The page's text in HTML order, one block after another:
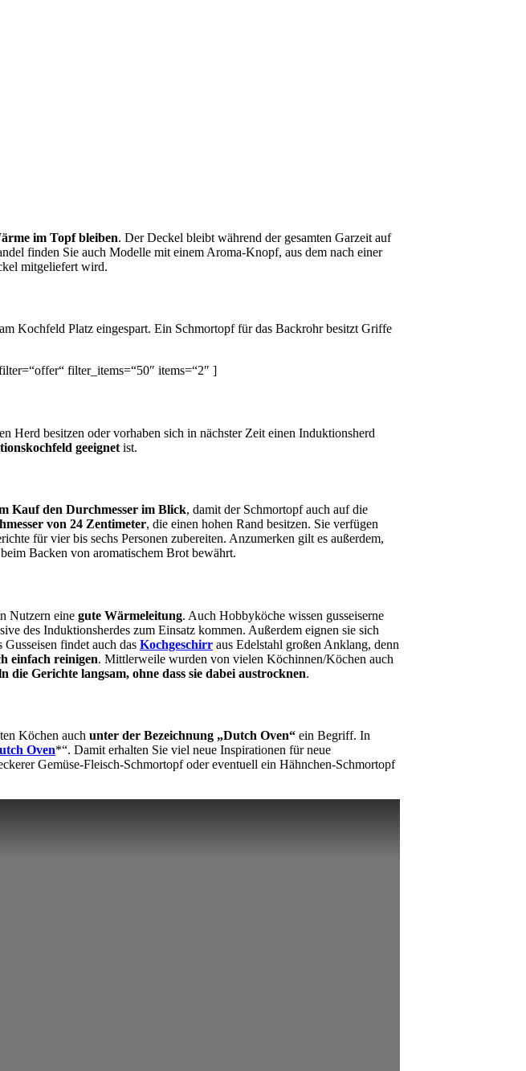
im Topf bleiben. Der Deckel bleibt während der gesamten Garzeit auf
finden Sie auch Modelle mit einem Aroma-Knopf, aus dem nach einer
mitgeliefert wird.
Kochfeld Platz eingespart. Ein Schmortopf für das Backrohr besitzt Griffe
filter_items=“50″ items=“2″ ]
Herd besitzen oder vorhaben sich in nächster Zeit einen Induktionsherd
geeignet ist.
Kauf den Durchmesser im Blick, damit der Schmortopf auch auf die
von 24 Zentimeter, die einen hohen Rand besitzen. Sie verfügen
für vier bis sechs Personen zubereiten. Anzumerken gilt es außerdem,
Backen von aromatischem Brot bewährt.
Nutzern eine gute Wärmeleitung. Auch Hobbyköche wissen gusseiserne
des Induktionsherdes zum Einsatz kommen. Außerdem eignen sie sich
findet auch das Kochgeschirr aus Edelstahl großen Anklang, denn
einfach reinigen. Mittlerweile wurden von vielen Köchinnen/Köchen auch
die Gerichte langsam, ohne dass sie dabei austrocknen.
Köchen auch unter der Bezeichnung „Dutch Oven“ ein Begriff. In
Oven*“. Damit erhalten Sie viel neue Inspirationen für neue
Gemüse-Fleisch-Schmortopf oder eventuell ein Hähnchen-Schmortopf